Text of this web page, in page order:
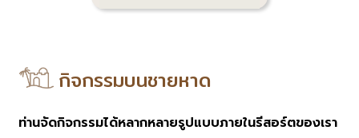
กิจกรรมบนชายหาด
ท่านจัดกิจกรรมได้หลากหลายรูปแบบภายในรีสอร์ตของเรา